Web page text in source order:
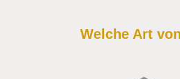
Welche Art